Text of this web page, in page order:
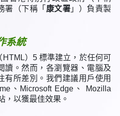
署（下稱「 康文署 」）負責製
系統
）5 標準建立，於任何可
讀。然而，各瀏覽器、電腦及
有所差別。我們建議用戶使用
、 Microsoft Edge、 Mozilla
，以獲最佳效果。